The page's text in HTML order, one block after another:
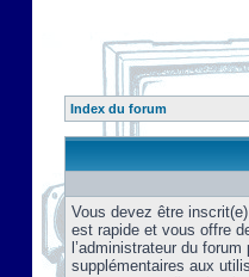
Index du forum
Vous devez être
est rapide et vous offre
l’administrateur du
supplémentaires aux